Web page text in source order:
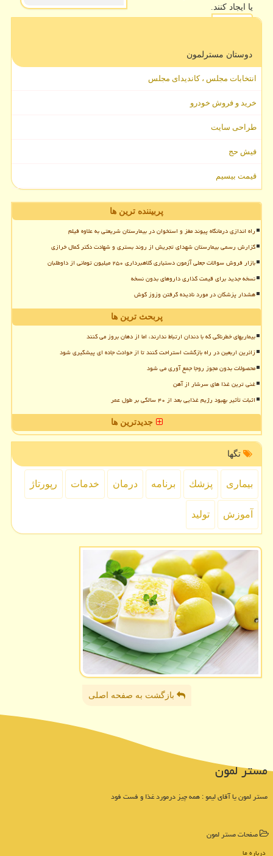
یا ایجاد کنند.
دوستان مسترلمون
انتخابات مجلس ، کاندیدای مجلس
خرید و فروش خودرو
طراحی سایت
فیش حج
قیمت بیسیم
پربیننده ترین ها
راه اندازی درمانگاه پیوند مغز و استخوان در بیمارستان شریعتی به علاوه فیلم
گزارش رسمی بیمارستان شهدای تجریش از روند بستری و شهادت دکتر کمال خرازی
بازار فروش سوالات جعلی آزمون دستیاری کلاهبرداری ۲۵۰ میلیون تومانی از داوطلبان
نسخه جدید برای قیمت گذاری داروهای بدون نسخه
هشدار پزشکان در مورد نادیده گرفتن وزوز گوش
پربحث ترین ها
بیماریهای خطرناکی که با دندان ارتباط ندارند، اما از دهان بروز می کنند
زائرین اربعین در راه بازگشت استراحت کنند تا از حوادث جاده ای پیشگیری شود
محصولات بدون مجوز روجا جمع آوری می شود
غنی ترین غذا های سرشار از آهن
اثبات تأثیر بهبود رژیم غذایی بعد از ۴۰ سالگی بر طول عمر
جدیدترین ها
تگها
بیماری پزشك برنامه درمان خدمات رپورتاژ
آموزش تولید
بازگشت به صفحه اصلی
مستر لمون
مستر لمون یا آقای لیمو : همه چیز درمورد غذا و فست فود
صفحات مستر لمون
درباره ما